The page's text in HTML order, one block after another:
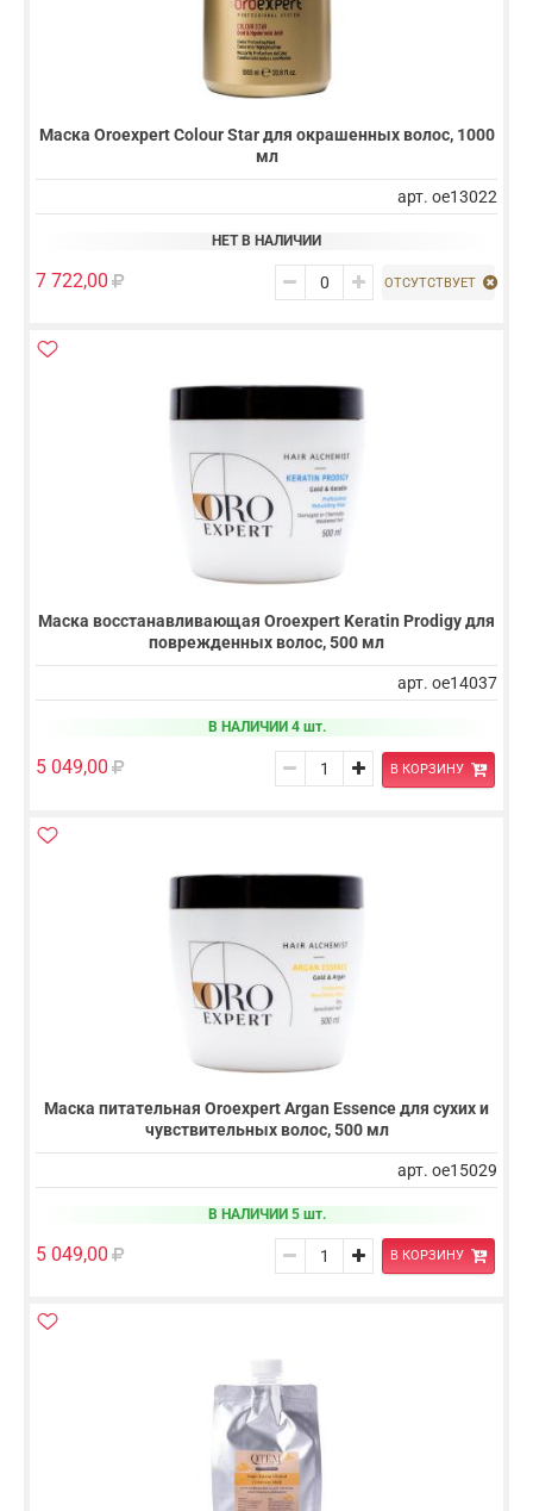
Маска Oroexpert Colour Star для окрашенных волос, 1000
мл
арт. oe13022
НЕТ В НАЛИЧИИ
7 722,00 ОТСУТСТВУЕТ
Маска восстанавливающая Oroexpert Keratin Prodigy для
поврежденных волос, 500 мл
арт. oe14037
В НАЛИЧИИ 4 шт.
5 049,00 В КОРЗИНУ
Маска питательная Oroexpert Argan Essence для сухих и
чувствительных волос, 500 мл
арт. oe15029
В НАЛИЧИИ 5 шт.
5 049,00 В КОРЗИНУ